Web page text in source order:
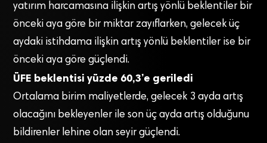
yatırım harcamasına ilişkin artış yönlü beklentiler bir
önceki aya göre bir miktar zayıflarken, gelecek üç
aydaki istihdama ilişkin artış yönlü beklentiler ise bir
önceki aya göre güçlendi.
ÜFE beklentisi yüzde 60,3’e geriledi
Ortalama birim maliyetlerde, gelecek 3 ayda artış
olacağını bekleyenler ile son üç ayda artış olduğunu
bildirenler lehine olan seyir güçlendi.